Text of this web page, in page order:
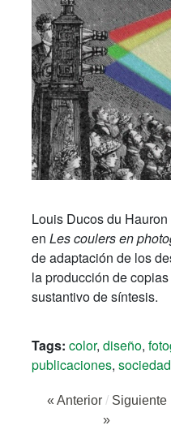
Louis Ducos du
en Les coulers en
de adaptación de los
la producción de
sustantivo de síntesis.
Tags: color, diseño,
publicaciones, sociedad
« Anterior / Siguiente
»